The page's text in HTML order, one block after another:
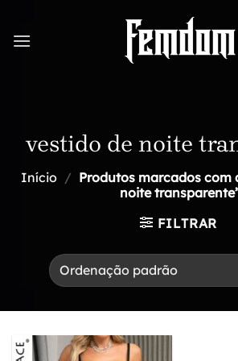
content
vestido de noite
Início / Produtos marcados com
noite
FILTRAR